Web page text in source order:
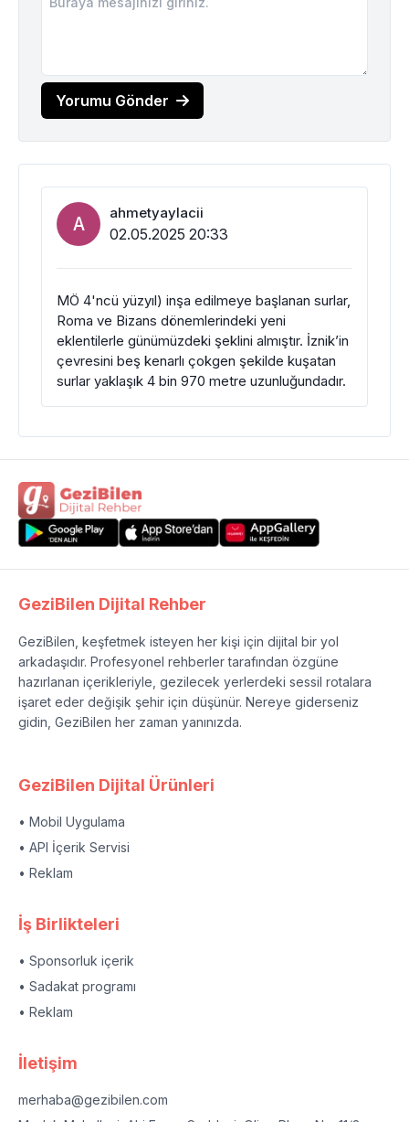
Yorumu Gönder
A ahmetyaylacii
02.05.2025 20:33
MÖ 4'ncü yüzyıl) inşa edilmeye başlanan surlar,
Roma ve Bizans dönemlerindeki yeni
eklentilerle günümüzdeki şeklini almıştır. İznik’in
çevresini beş kenarlı çokgen şekilde kuşatan
surlar yaklaşık 4 bin 970 metre uzunluğundadır.
GeziBilen Dijital Rehber
GeziBilen, keşfetmek isteyen her kişi için dijital bir yol
arkadaşıdır. Profesyonel rehberler tarafından özgüne
hazırlanan içerikleriyle, gezilecek yerlerdeki sessil rotalara
işaret eder değişik şehir için düşünür. Nereye giderseniz
gidin, GeziBilen her zaman yanınızda.
GeziBilen Dijital Ürünleri
• Mobil Uygulama
• API İçerik Servisi
• Reklam
İş Birlikteleri
• Sponsorluk içerik
• Sadakat programı
• Reklam
İletişim
merhaba@gezibilen.com